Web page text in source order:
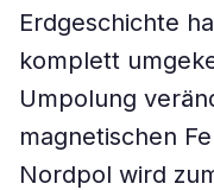
Erdgeschichte
komplett
Umpolung
magnetischen
Nordpol wird